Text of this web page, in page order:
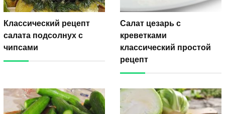
Классический рецепт
салата подсолнух с
чипсами
Салат цезарь с
креветками
классический простой
рецепт